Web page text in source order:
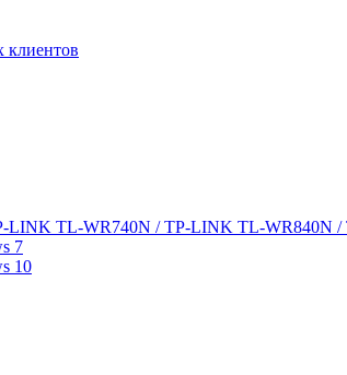
клиентов
LINK TL-WR740N / TP-LINK TL-WR840N
7
10